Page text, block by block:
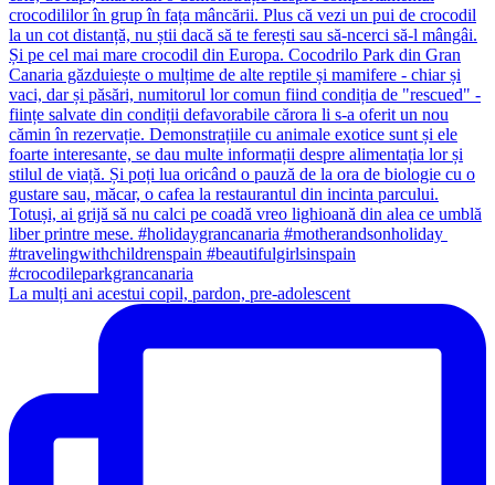
La mulți ani acestui copil, pardon, pre-adolescent